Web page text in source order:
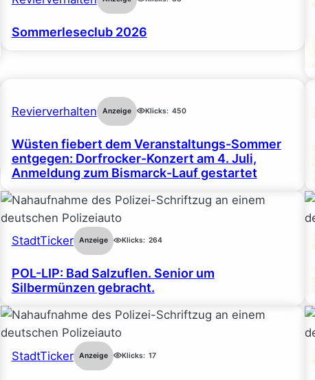
Sommerleseclub 2026
Revierverhalten Anzeige Klicks: 450
Wüsten fiebert dem Veranstaltungs-Sommer
entgegen: Dorfrocker-Konzert am 4. Juli,
Anmeldung zum Bismarck-Lauf gestartet
StadtTicker Anzeige Klicks: 264
POL-LIP: Bad Salzuflen. Senior um
Silbermünzen gebracht.
StadtTicker Anzeige Klicks: 17